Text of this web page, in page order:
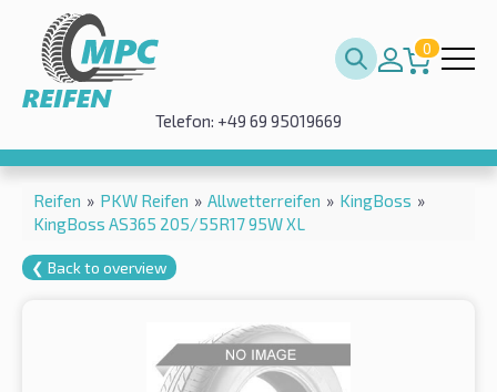
0
Telefon: +49 69 95019669
Reifen » PKW Reifen » Allwetterreifen » KingBoss »
KingBoss AS365 205/55R17 95W XL
❮ Back to overview